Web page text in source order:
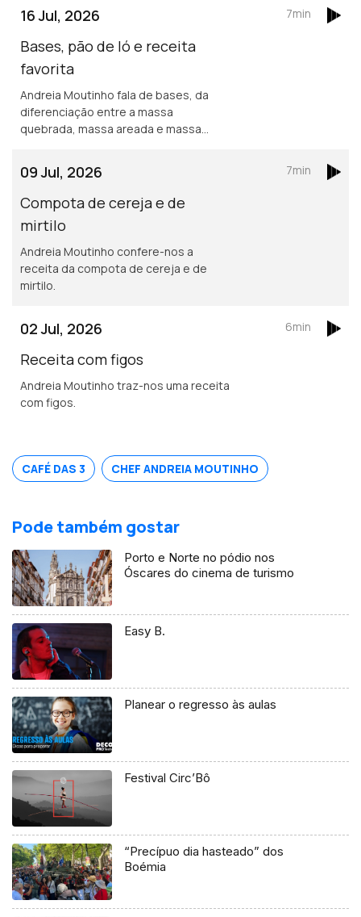
16 Jul, 2026
Bases, pão de ló e receita
favorita
Andreia Moutinho fala de bases, da
diferenciação entre a massa
quebrada, massa areada e massa
fofa e receita favorita.
7min
09 Jul, 2026
Compota de cereja e de
mirtilo
Andreia Moutinho confere-nos a
receita da compota de cereja e de
mirtilo.
7min
02 Jul, 2026
Receita com figos
Andreia Moutinho traz-nos uma receita
com figos.
6min
CAFÉ DAS 3 CHEF ANDREIA MOUTINHO
Pode também gostar
Porto e Norte no pódio nos
Óscares do cinema de turismo
Easy B.
Planear o regresso às aulas
Festival Circ’Bô
“Precípuo dia hasteado” dos
Boémia